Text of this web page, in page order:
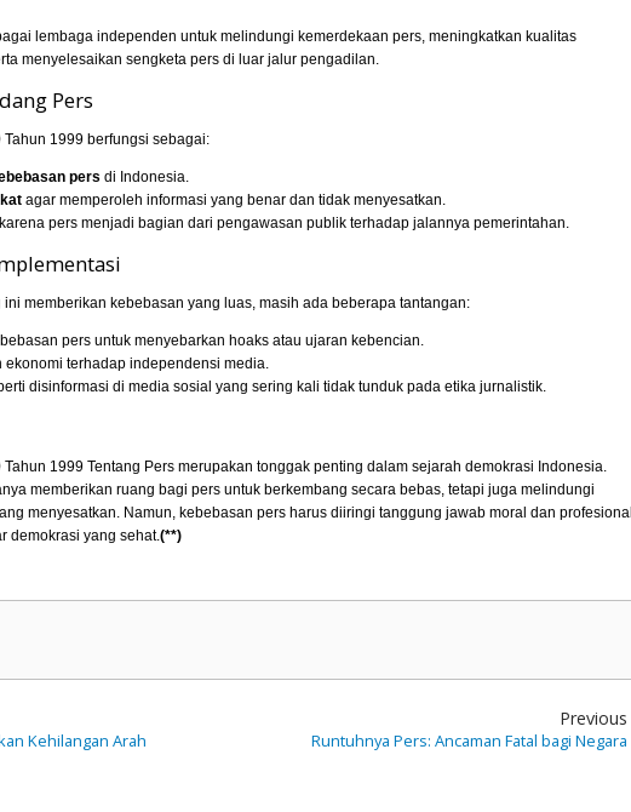
lembaga independen untuk melindungi kemerdekaan pers, meningkatkan kualitas
menyelesaikan sengketa pers di luar jalur pengadilan.
Pers
1999 berfungsi sebagai:
pers di Indonesia.
agar memperoleh informasi yang benar dan tidak menyesatkan.
pers menjadi bagian dari pengawasan publik terhadap jalannya pemerintahan.
memberikan kebebasan yang luas, masih ada beberapa tantangan:
pers untuk menyebarkan hoaks atau ujaran kebencian.
ekonomi terhadap independensi media.
disinformasi di media sosial yang sering kali tidak tunduk pada etika jurnalistik.
1999 Tentang Pers merupakan tonggak penting dalam sejarah demokrasi Indonesia.
memberikan ruang bagi pers untuk berkembang secara bebas, tetapi juga melindungi
menyesatkan. Namun, kebebasan pers harus diiringi tanggung jawab moral dan profesional
demokrasi yang sehat.(**)
Kehilangan Arah
Previous
Runtuhnya Pers: Ancaman Fatal bagi Negara